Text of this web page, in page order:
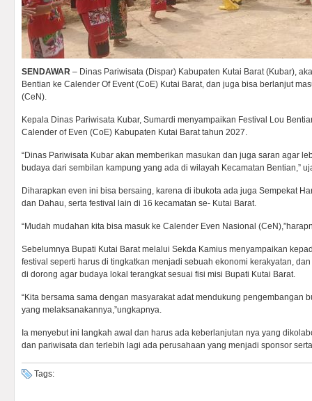
SENDAWAR – Dinas Pariwisata (Dispar) Kabupaten Kutai Barat (Kubar),
Bentian ke Calender Of Event (CoE) Kutai Barat, dan juga bisa berlanjut
(CeN).
Kepala Dinas Pariwisata Kubar, Sumardi menyampaikan Festival Lou
Calender of Even (CoE) Kabupaten Kutai Barat tahun 2027.
“Dinas Pariwisata Kubar akan memberikan masukan dan juga saran agar
budaya dari sembilan kampung yang ada di wilayah Kecamatan Bentian,”
Diharapkan even ini bisa bersaing, karena di ibukota ada juga Sempekat
dan Dahau, serta festival lain di 16 kecamatan se- Kutai Barat.
“Mudah mudahan kita bisa masuk ke Calender Even Nasional
Sebelumnya Bupati Kutai Barat melalui Sekda Kamius menyampaikan
festival seperti harus di tingkatkan menjadi sebuah ekonomi kerakyatan,
di dorong agar budaya lokal terangkat sesuai fisi misi Bupati Kutai Barat.
“Kita bersama sama dengan masyarakat adat mendukung pengembangan
yang melaksanakannya,”ungkapnya.
Ia menyebut ini langkah awal dan harus ada keberlanjutan nya yang
dan pariwisata dan terlebih lagi ada perusahaan yang menjadi sponsor
Tags: